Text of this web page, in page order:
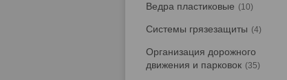
Ведра пластиковые 10
Системы грязезащиты 4
Организация дорожного
движения и парковок
35